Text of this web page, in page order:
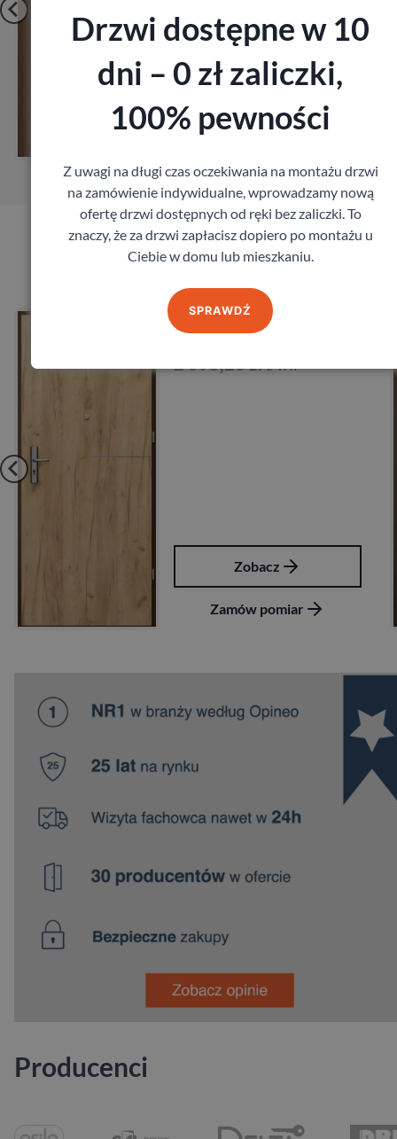
Produkty marki Porta
z VAT
Producenci
Drzwi dostępne w 10
dni – 0 zł zaliczki,
100% pewności
Z uwagi na długi czas oczekiwania na montażu drzwi
na zamówienie indywidualne, wprowadzamy nową
ofertę drzwi dostępnych od ręki bez zaliczki. To
znaczy, że za drzwi zapłacisz dopiero po montażu u
Ciebie w domu lub mieszkaniu.
SPRAWDŹ